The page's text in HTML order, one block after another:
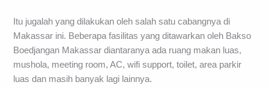
Itu jugalah yang dilakukan oleh salah satu cabangnya di
Makassar ini. Beberapa fasilitas yang ditawarkan oleh Bakso
Boedjangan Makassar diantaranya ada ruang makan luas,
mushola, meeting room, AC, wifi support, toilet, area parkir
luas dan masih banyak lagi lainnya.